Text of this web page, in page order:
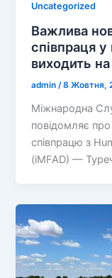
Uncategorized
Важлива
співпраця у
виходить
admin/8 Жовтня,
Міжнародна
повідомляє
співпрацю з
(iMFAD) —